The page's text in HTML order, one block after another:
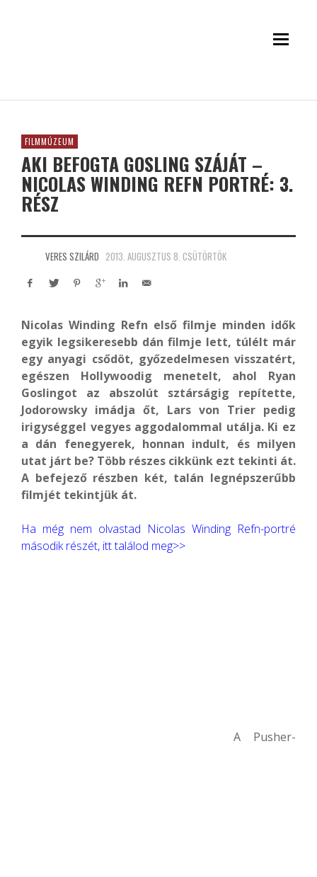
FILMMÚZEUM
AKI BEFOGTA GOSLING SZÁJÁT –
NICOLAS WINDING REFN PORTRÉ: 3.
RÉSZ
VERES SZILÁRD 2013. AUGUSZTUS 8. CSÜTÖRTÖK
Nicolas Winding Refn első filmje minden idők
egyik legsikeresebb dán filmje lett, túlélt már
egy anyagi csődöt, győzedelmesen visszatért,
egészen Hollywoodig menetelt, ahol Ryan
Goslingot az abszolút sztárságig repítette,
Jodorowsky imádja őt, Lars von Trier pedig
irigységgel vegyes aggodalommal utálja. Ki ez
a dán fenegyerek, honnan indult, és milyen
utat járt be? Több részes cikkünk ezt tekinti át.
A befejező részben két, talán legnépszerűbb
filmjét tekintjük át.
Ha még nem olvastad Nicolas Winding Refn-portré
második részét, itt találod meg>>
A Pusher-